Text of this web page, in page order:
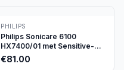
PHILIPS
Philips Sonicare 6100
HX7400/01 met Sensitive-
stand
€81.00